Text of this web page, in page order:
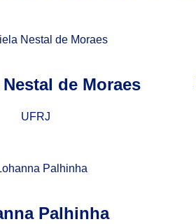
de Moraes
UFRJ
Palhinha